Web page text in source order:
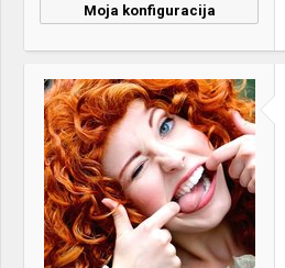
Moja konfiguracija
Arctic Liquid
Motherboard:
ASUS Maximus XII
(WI-FI)
RAM:
G.SKILL tridentZ
White 32GB
@3600MHz CL17
3600C17D-
VGA & cooler:
AMD Radeon™ RX